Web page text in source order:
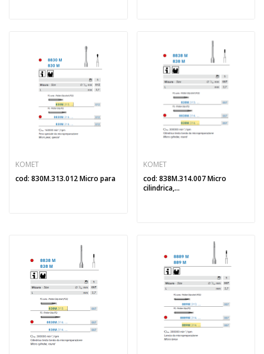
KOMET
cod: 830M.313.012 Micro para
KOMET
cod: 838M.314.007 Micro
cilindrica,...